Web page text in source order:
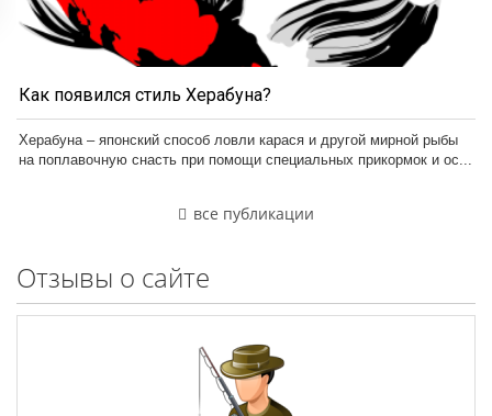
Как появился стиль Херабуна?
Херабуна – японский способ ловли карася и другой мирной рыбы
на поплавочную снасть при помощи специальных прикормок и ос...
все публикации
Отзывы о сайте